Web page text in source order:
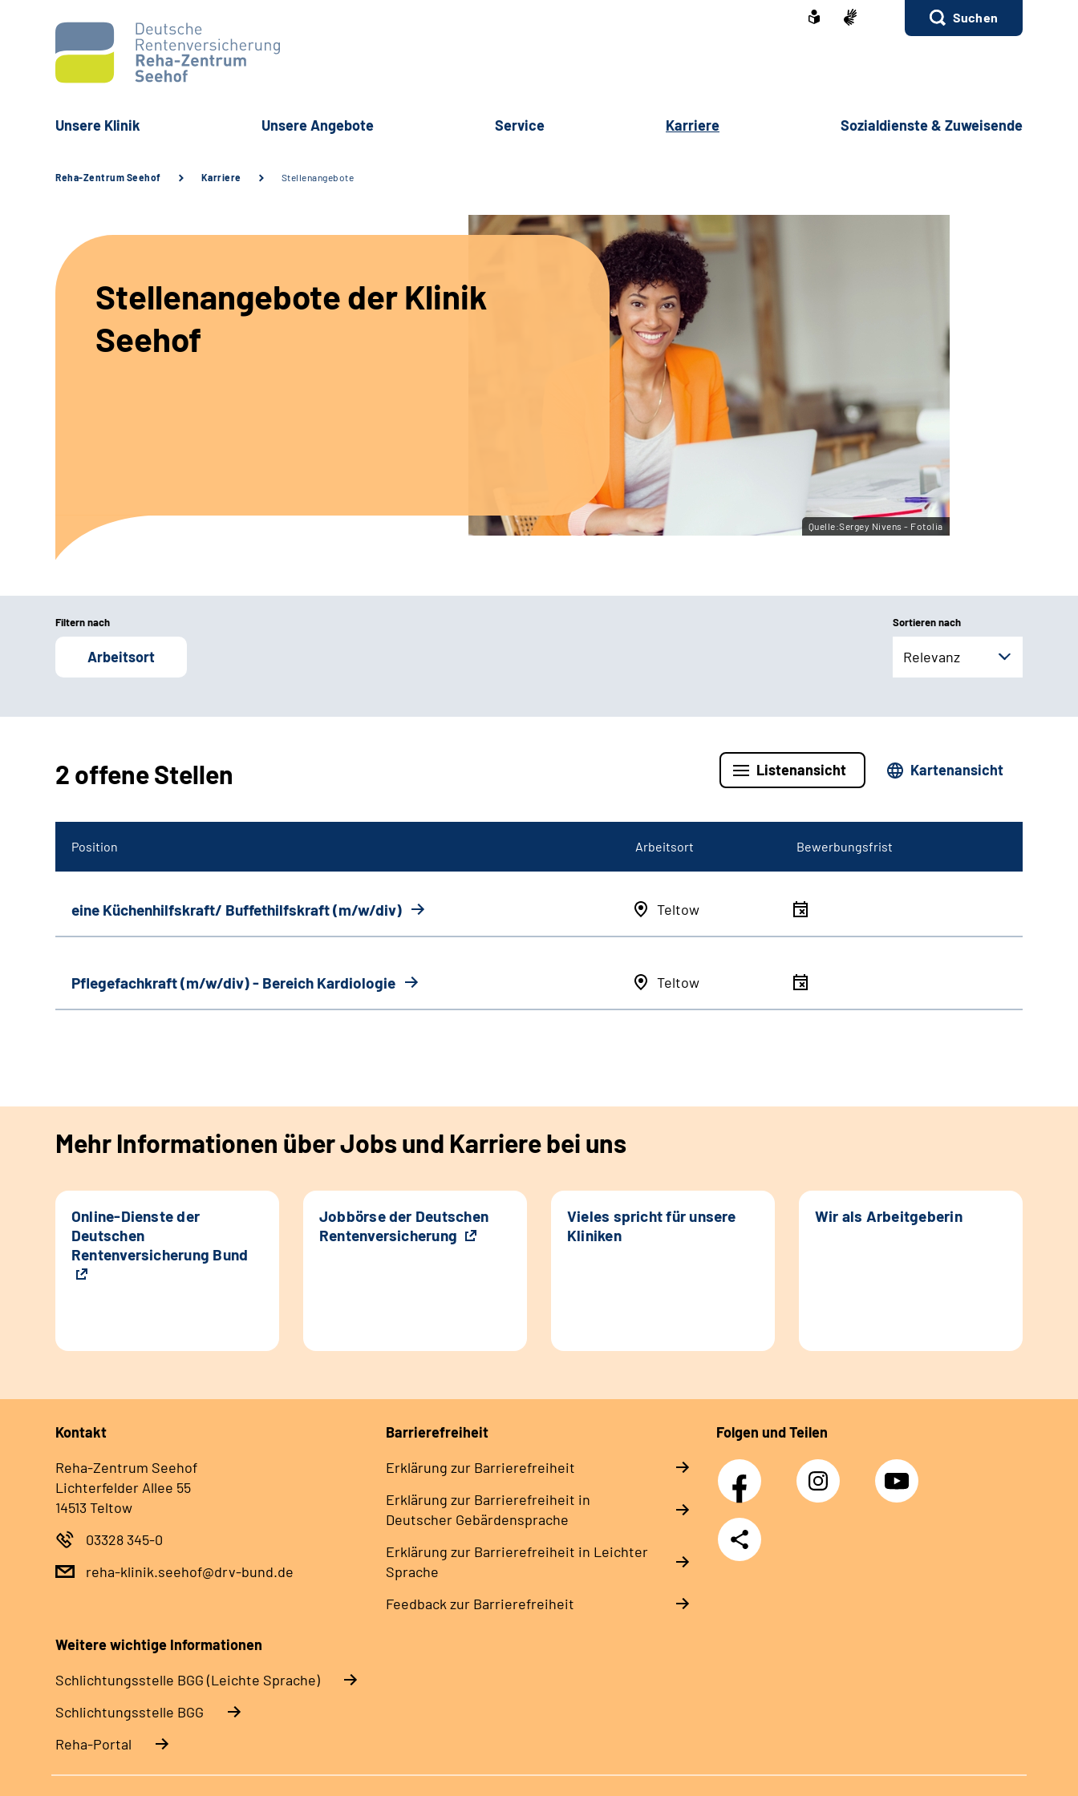
Suchen
Unsere Klinik Unsere Angebote Service Karriere Sozialdienste & Zuweisende
Reha-Zentrum Seehof Karriere Stellenangebote
Stellenangebote der Klinik
Seehof
Quelle:Sergey Nivens - Fotolia
Filtern nach
Arbeitsort
Sortieren nach
Relevanz
2 offene Stellen Listenansicht Kartenansicht
Position Arbeitsort Bewerbungsfrist
eine Küchenhilfskraft/ Buffethilfskraft (m/w/div) Teltow
Pflegefachkraft (m/w/div) - Bereich Kardiologie Teltow
Mehr Informationen über Jobs und Karriere bei uns
Online-Dienste der
Deutschen
Rentenversicherung Bund
Jobbörse der Deutschen
Rentenversicherung
Vieles spricht für unsere
Kliniken
Wir als Arbeitgeberin
Kontakt
Reha-Zentrum Seehof
Lichterfelder Allee 55
14513 Teltow
03328 345-0
reha-klinik.seehof@drv-bund.de
Barrierefreiheit
Erklärung zur Barrierefreiheit
Erklärung zur Barrierefreiheit in
Deutscher Gebärdensprache
Erklärung zur Barrierefreiheit in Leichter
Sprache
Feedback zur Barrierefreiheit
Folgen und Teilen
Facebook Instagram YouTube
Teilen
Weitere wichtige Informationen
Schlich­tungs­stel­le BGG (Leichte Sprache)
Schlich­tungs­stel­le BGG
Reha-Portal